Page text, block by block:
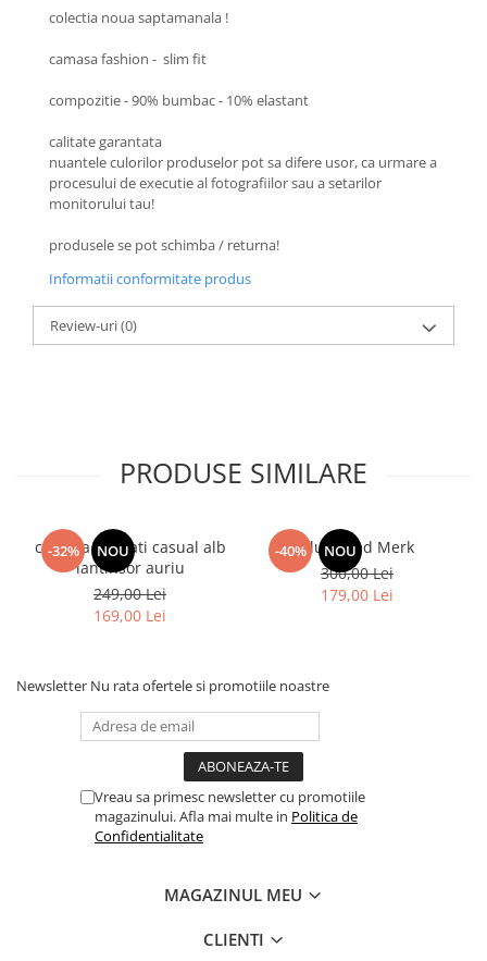
colectia noua saptamanala !
camasa fashion - slim fit
compozitie - 90% bumbac - 10% elastant
calitate garantata
nuantele culorilor produselor pot sa difere usor, ca urmare a
procesului de executie al fotografiilor sau a setarilor
monitorului tau!
produsele se pot schimba / returna!
Informatii conformitate produs
Review-uri(0)
PRODUSE SIMILARE
-32% NOU
camasa barbati casual alb
lantinsor auriu
249,00 Lei
169,00 Lei
-40% NOU
Bluza Red Merk
300,00 Lei
179,00 Lei
Newsletter Nu rata ofertele si promotiile noastre
Vreau sa primesc newsletter cu promotiile
magazinului. Afla mai multe in Politica de
Confidentialitate
MAGAZINUL MEU
CLIENTI